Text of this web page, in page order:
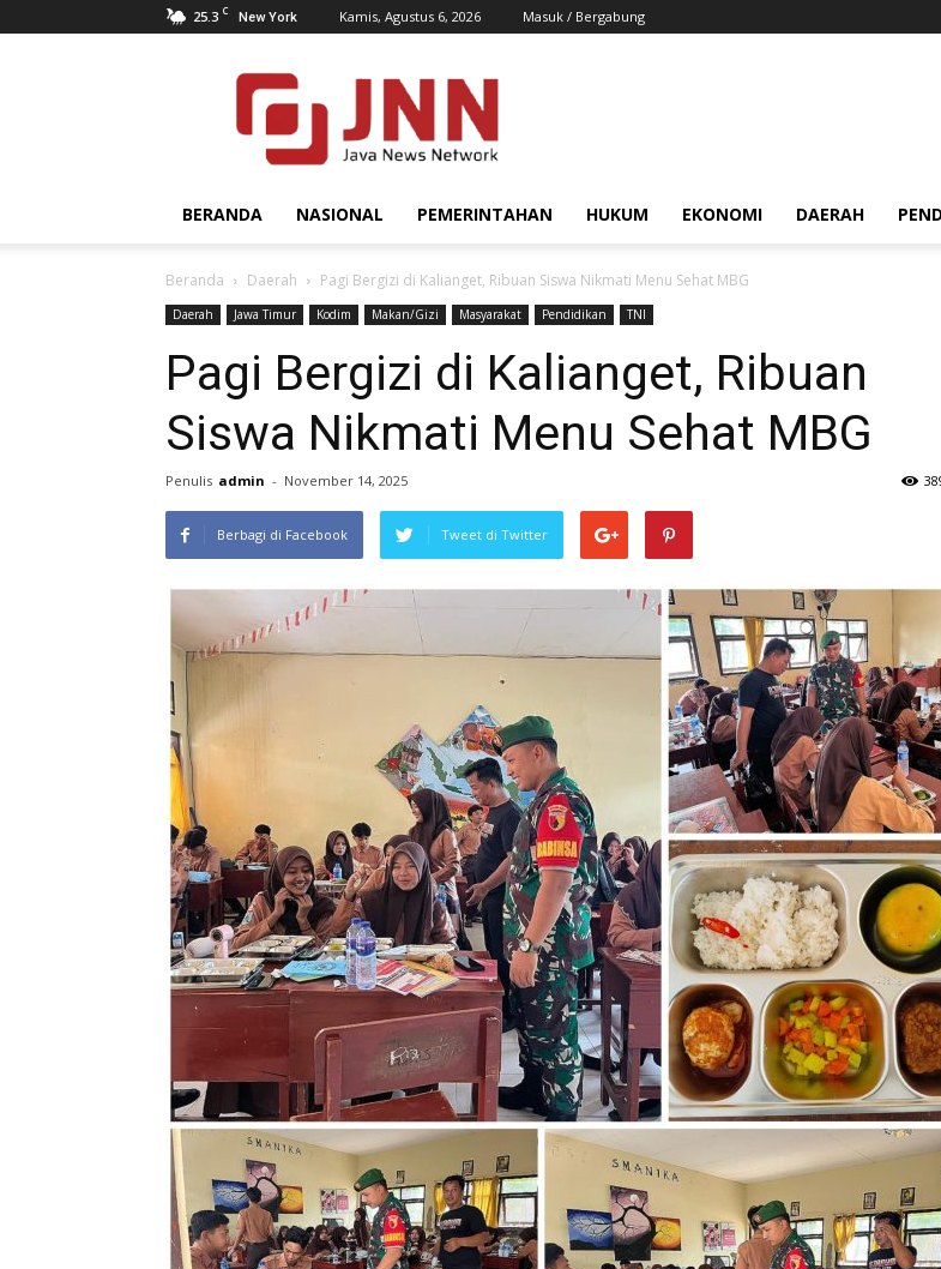
25.3 C New York Kamis, Agustus 6, 2026 Masuk / Bergabung
JNN.co.id
BERANDA NASIONAL PEMERINTAHAN HUKUM EKONOMI DAERAH
Beranda Daerah Pagi Bergizi di Kalianget, Ribuan Siswa Nikmati Menu Sehat MBG
Daerah Jawa Timur Kodim Makan/Gizi Masyarakat Pendidikan TNI
Pagi Bergizi di Kalianget, Ribuan
Siswa Nikmati Menu Sehat MBG
Penulis admin - November 14, 2025
Berbagi di Facebook Tweet di Twitter